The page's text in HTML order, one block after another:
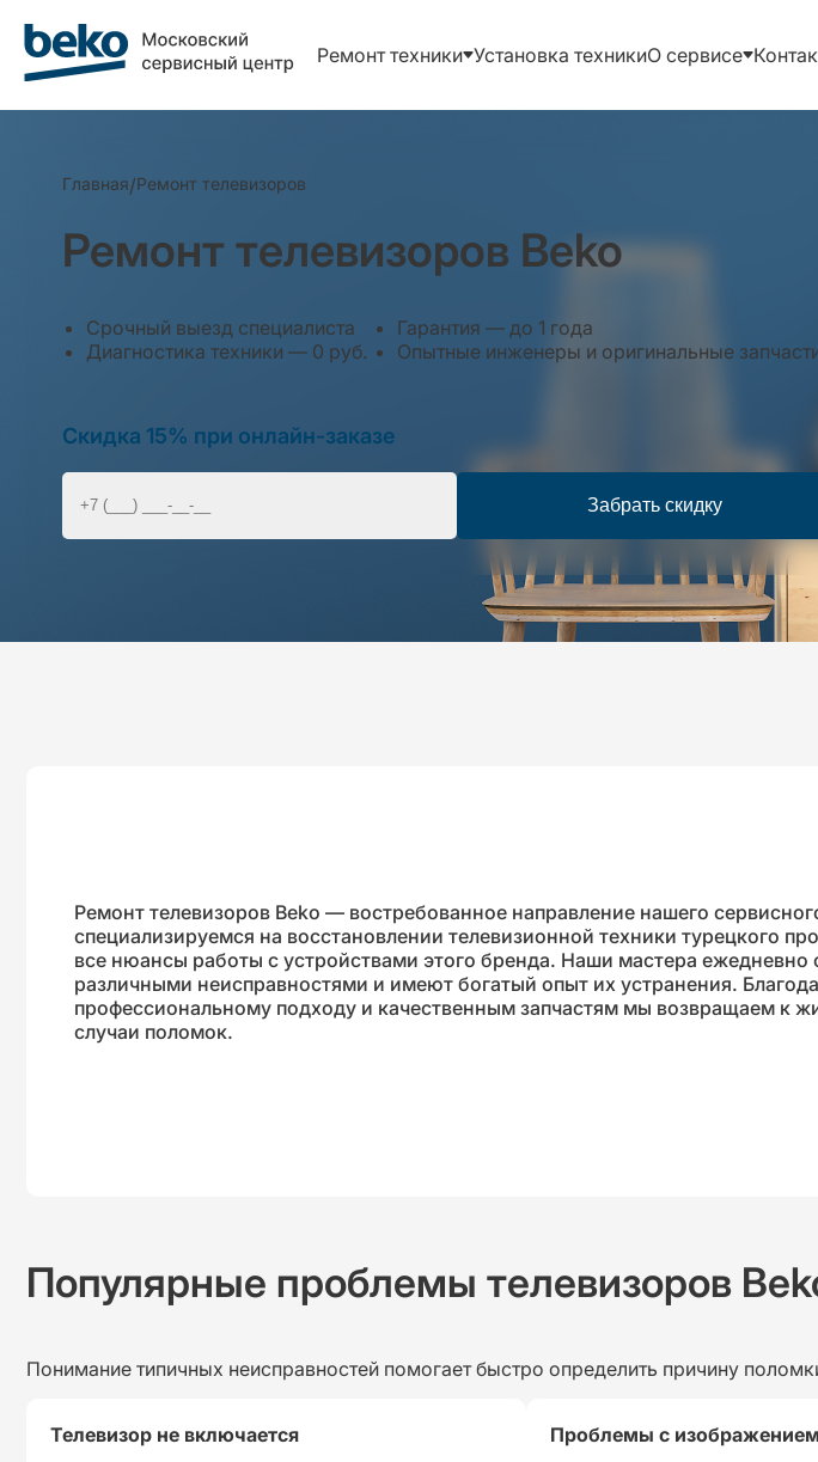
Ремонт техники Установка техникиО сервисе
Главная/Ремонт телевизоров
Ремонт телевизоров Beko
Срочный выезд специалиста
Гарантия — до 1 года
Диагностика техники — 0 руб.
Опытные инженеры и оригинальные
Скидка 15% при онлайн-заказе
Забрать скидку
Ремонт телевизоров Beko — востребованное направление нашего
специализируемся на восстановлении телевизионной техники турецкого
все нюансы работы с устройствами этого бренда. Наши мастера ежедневно
различными неисправностями и имеют богатый опыт их устранения.
профессиональному подходу и качественным запчастям мы возвращаем к
случаи поломок.
Популярные проблемы телевизоров
Понимание типичных неисправностей помогает быстро определить причину
Телевизор не включается
Проблемы с изображением